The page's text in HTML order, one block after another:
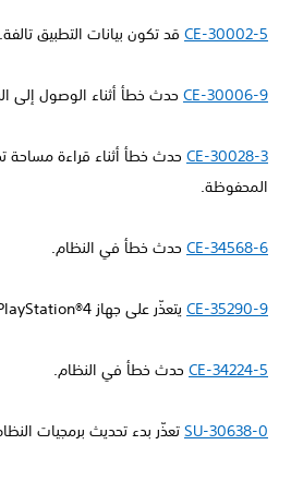
CE-30002-5 قد تكون بيانات التطبيق تالفة.
CE-30006-9 حدث خطأ أثناء الوصول إلى
CE-30028-3 حدث خطأ أثناء قراءة مساحة
المحفوظة.
CE-34568-6 حدث خطأ في النظام.
CE-35290-9 يتعذّر على جهاز PlayStation®4 قراءة القرص.
CE-34224-5 حدث خطأ في النظام.
SU-30638-0 تعذّر بدء تحديث برمجيات